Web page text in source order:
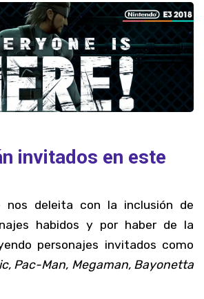
invitados en este
nos deleita con la inclusión de
habidos y por haber de la
personajes invitados como
Pac-Man, Megaman, Bayonetta